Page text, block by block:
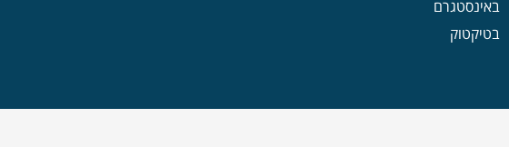
באינסטגרם
בטיקטוק